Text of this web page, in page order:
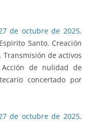
de octubre de 2025.
Santo. Creación
Transmisión de activos
de nulidad de
concertado por
de octubre de 2025.